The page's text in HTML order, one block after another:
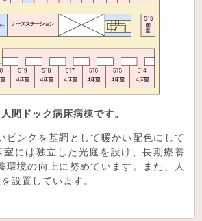
間ドック病床病棟です。
ピンクを基調として暖かい配色にして
には独立した光庭を設け、長期療養
環境の向上に努めています。また、人
設置しています。